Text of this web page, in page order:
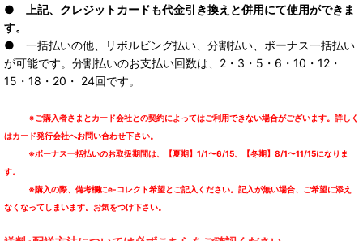
● 上記、クレジットカードも代金引き換えと併用にて使用ができま
す。
● 一括払いの他、リボルビング払い、分割払い、ボーナス一括払い
が可能です。分割払いのお支払い回数は、2・3・5・6・10・12・
15・18・20・ 24回です。
※ご購入者さまとカード会社との契約によってはご利用できない場合がございます。詳しく
はカード発行会社へお問い合わせ下さい。
※ボーナス一括払いのお取扱期間は、【夏期】1/1〜6/15、【冬期】8/1〜11/15になりま
す。
※購入の際、備考欄にe-コレクト希望とご記入ください。記入が無い場合、ご希望に添え
なくなってしまいます。お気をつけ下さい。